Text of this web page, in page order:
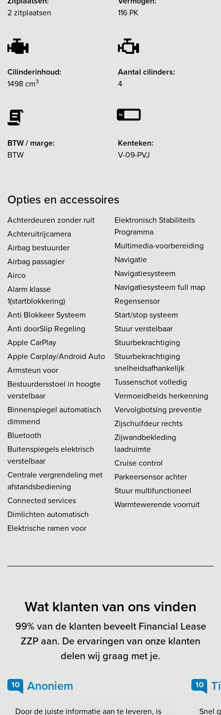
2 zitplaatsen
116 PK
Cilinderinhoud:
1498 cm3
Aantal cilinders:
4
BTW / marge:
BTW
Kenteken:
V-09-PVJ
Opties en accessoires
Achterdeuren zonder ruit
Achteruitrijcamera
Airbag bestuurder
Airbag passagier
Airco
Alarm klasse
1(startblokkering)
Anti Blokkeer Systeem
Anti doorSlip Regeling
Apple CarPlay
Apple Carplay/Android Auto
Armsteun voor
Bestuurdersstoel in hoogte
verstelbaar
Binnenspiegel automatisch
dimmend
Bluetooth
Buitenspiegels elektrisch
verstelbaar
Centrale vergrendeling met
afstandsbediening
Connected services
Dimlichten automatisch
Elektrische ramen voor
Elektronisch Stabiliteits
Programma
Multimedia-voorbereiding
Navigatie
Navigatiesysteem
Navigatiesysteem full map
Regensensor
Start/stop systeem
Stuur verstelbaar
Stuurbekrachtiging
Stuurbekrachtiging
snelheidsafhankelijk
Tussenschot volledig
Vermoeidheids herkenning
Vervolgbotsing preventie
Zijschuifdeur rechts
Zijwandbekleding
laadruimte
Cruise control
Parkeersensor achter
Stuur multifunctioneel
Warmtewerende voorruit
Wat klanten van ons vinden
99% van de klanten beveelt Financial Lease
ZZP aan. De ervaringen van onze klanten
delen wij graag met je.
10 Anoniem
Door de juiste informatie aan te leveren, is
10
Snel